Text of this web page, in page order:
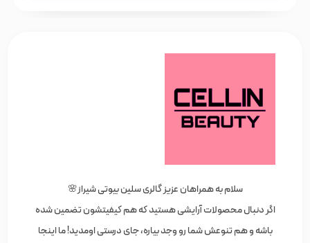
سلام به همراهان عزیز گالری سلین بیوتی شیراز🌸
اگر دنبال محصولات آرایشی هستید که هم کیفیتشون تضمین شده
باشه و هم تنوعش شما رو وجد بیاره، جای درستی اومدید! ما اینجا